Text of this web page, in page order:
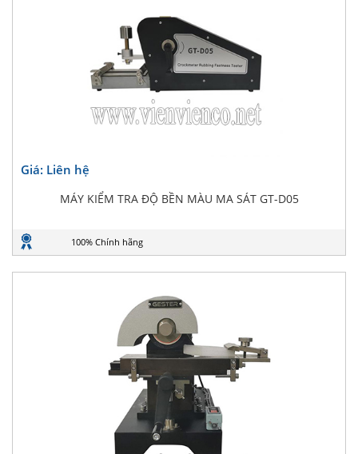
Giá: Liên hệ
MÁY KIỂM TRA ĐỘ BỀN MÀU MA SÁT GT-D05
100% Chính hãng